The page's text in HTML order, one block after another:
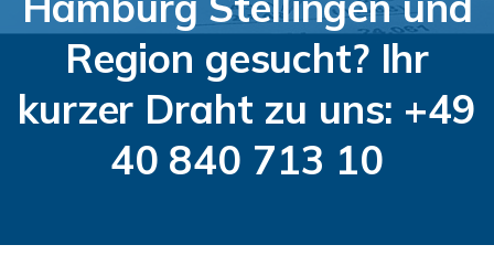
Region gesucht? Ihr
kurzer Draht zu uns: +49
40 840 713 10